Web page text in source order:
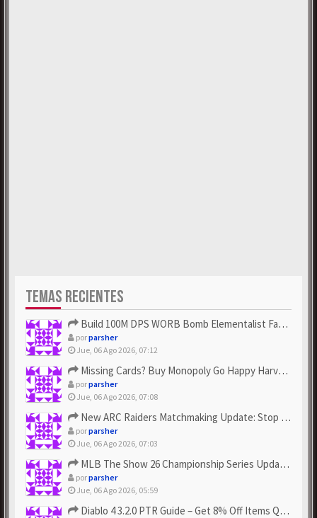
TEMAS RECIENTES
Build 100M DPS WORB Bomb Elementalist Fast - Grab POE Curren...
porparsher
Jue, 06 Ago 2026, 07:12
Missing Cards? Buy Monopoly Go Happy Harvest with Looney Tun...
porparsher
Jue, 06 Ago 2026, 07:08
New ARC Raiders Matchmaking Update: Stop Failed - Grab Bluep...
porparsher
Jue, 06 Ago 2026, 07:03
MLB The Show 26 Championship Series Update! Get Cheap & ...
porparsher
Jue, 06 Ago 2026, 05:59
Diablo 4 3.2.0 PTR Guide – Get 8% Off Items Quickly to Test ...